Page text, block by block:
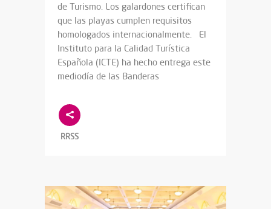
de Turismo. Los galardones certifican
que las playas cumplen requisitos
homologados internacionalmente. El
Instituto para la Calidad Turística
Española (ICTE) ha hecho entrega este
mediodía de las Banderas
RRSS